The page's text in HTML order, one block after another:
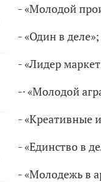
- «Молодой
- «Один в деле»;
- «Лидер
-· «Молодой
- «Креативные
- «Единство в
- «Молодежь в